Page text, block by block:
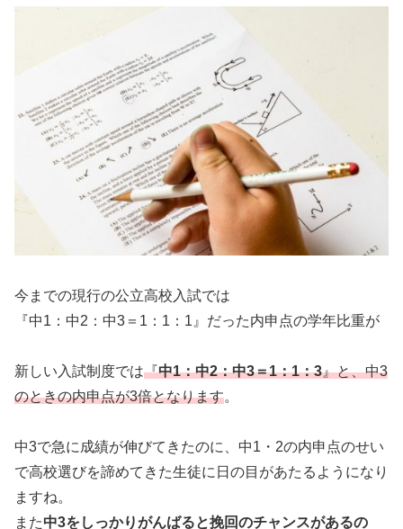
今までの現行の公立高校入試では
『中1：中2：中3＝1：1：1』だった内申点の学年比重が
新しい入試制度では『中1：中2：中3＝1：1：3』と、中3
のときの内申点が3倍となります。
中3で急に成績が伸びてきたのに、中1・2の内申点のせい
で高校選びを諦めてきた生徒に日の目があたるようになり
ますね。
また中3をしっかりがんばると挽回のチャンスがあるの